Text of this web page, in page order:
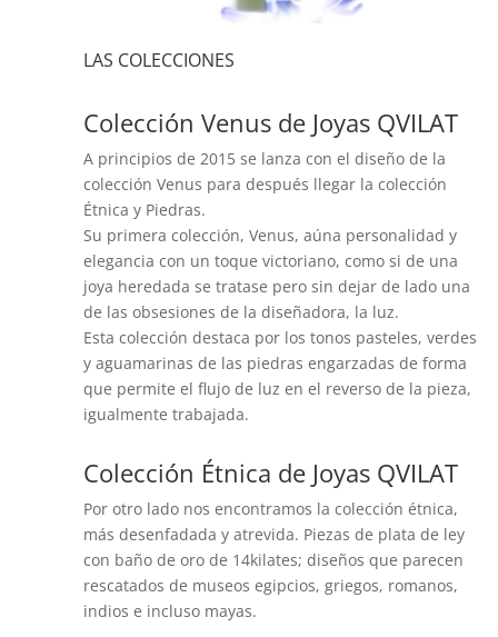
LAS COLECCIONES
Colección Venus de Joyas QVILAT
A principios de 2015 se lanza con el diseño de la
colección Venus para después llegar la colección
Étnica y Piedras.
Su primera colección, Venus, aúna personalidad y
elegancia con un toque victoriano, como si de una
joya heredada se tratase pero sin dejar de lado una
de las obsesiones de la diseñadora, la luz.
Esta colección destaca por los tonos pasteles, verdes
y aguamarinas de las piedras engarzadas de forma
que permite el flujo de luz en el reverso de la pieza,
igualmente trabajada.
Colección Étnica de Joyas QVILAT
Por otro lado nos encontramos la colección étnica,
más desenfadada y atrevida. Piezas de plata de ley
con baño de oro de 14kilates; diseños que parecen
rescatados de museos egipcios, griegos, romanos,
indios e incluso mayas.